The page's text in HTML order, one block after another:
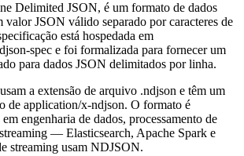
Delimited JSON, é um formato de dados
valor JSON válido separado por caracteres de
está hospedada em
spec e foi formalizada para fornecer um
para dados JSON delimitados por linha.
a extensão de arquivo .ndjson e têm um
de application/x-ndjson. O formato é
engenharia de dados, processamento de
— Elasticsearch, Apache Spark e
streaming usam NDJSON.